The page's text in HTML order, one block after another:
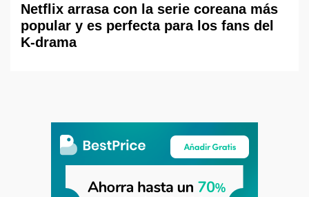
Netflix arrasa con la serie coreana más
popular y es perfecta para los fans del
K-drama